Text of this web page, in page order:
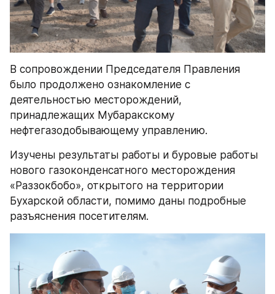
В сопровождении Председателя Правления
было продолжено ознакомление с
деятельностью месторождений,
принадлежащих Мубаракскому
нефтегазодобывающему управлению.
Изучены результаты работы и буровые работы
нового газоконденсатного месторождения
«Раззокбобо», открытого на территории
Бухарской области, помимо даны подробные
разъяснения посетителям.